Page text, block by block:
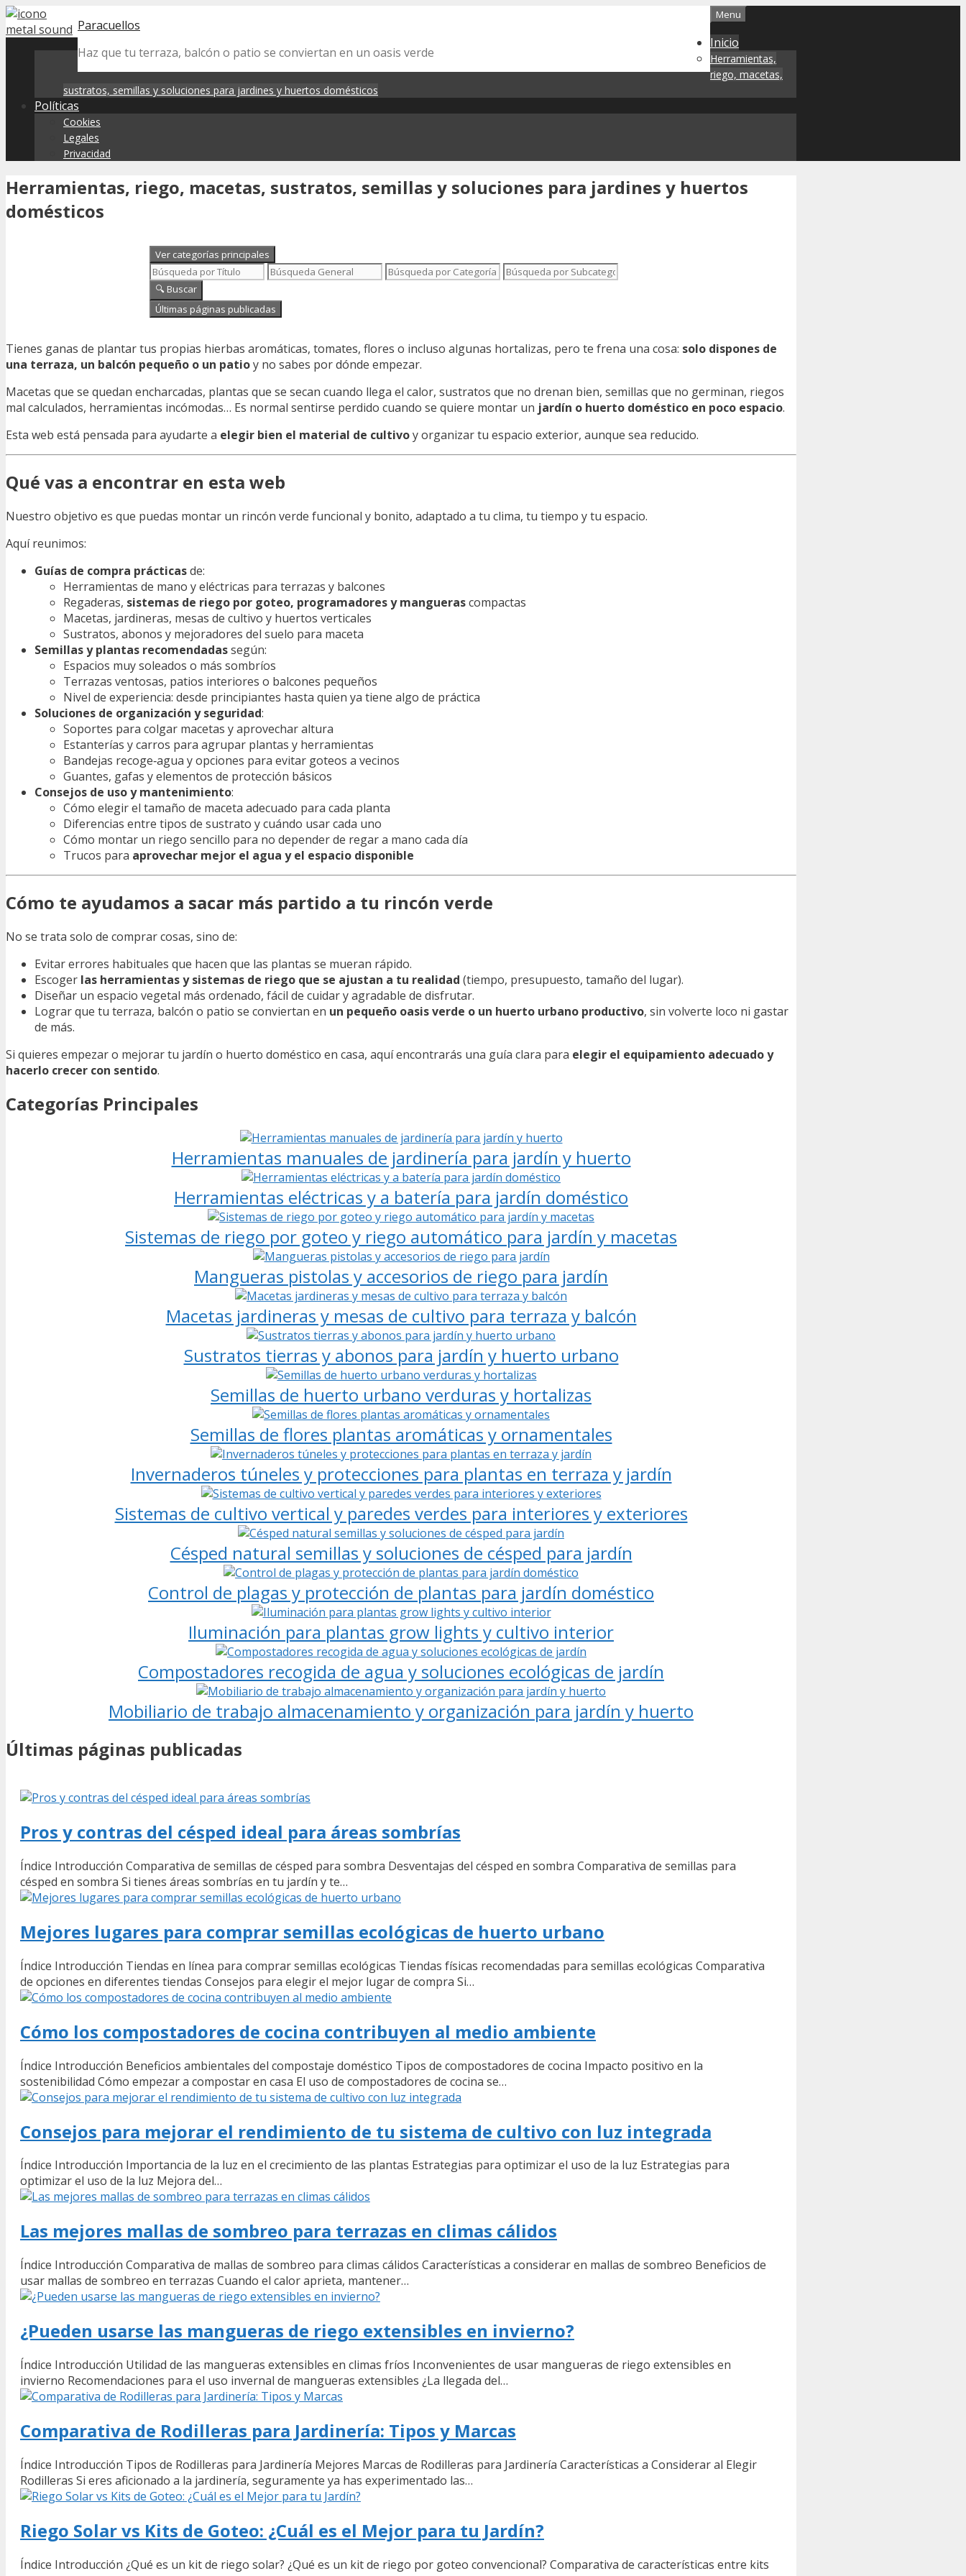
Skip
to
Paracuellos
Haz que tu terraza, balcón o patio se conviertan en un oasis verde
Menu
Inicio
Herramientas,
riego, macetas,
sustratos, semillas y soluciones para jardines y huertos domésticos
Políticas
Cookies
Legales
Privacidad
Herramientas, riego, macetas, sustratos, semillas y soluciones para jardines y huertos
domésticos
Ver categorías principales
🔍 Buscar
Últimas páginas publicadas
Tienes ganas de plantar tus propias hierbas aromáticas, tomates, flores o incluso algunas hortalizas, pero te frena una cosa: solo dispones de
una terraza, un balcón pequeño o un patioy no sabes por dónde empezar.
Macetas que se quedan encharcadas, plantas que se secan cuando llega el calor, sustratos que no drenan bien, semillas que no germinan, riegos
mal calculados, herramientas incómodas… Es normal sentirse perdido cuando se quiere montar un jardín o huerto doméstico en poco espacio.
Esta web está pensada para ayudarte a elegir bien el material de cultivoy organizar tu espacio exterior, aunque sea reducido.
Qué vas a encontrar en esta web
Nuestro objetivo es que puedas montar un rincón verde funcional y bonito, adaptado a tu clima, tu tiempo y tu espacio.
Aquí reunimos:
Guías de compra prácticasde:
Herramientas de mano y eléctricas para terrazas y balcones
Regaderas, sistemas de riego por goteo, programadores y manguerascompactas
Macetas, jardineras, mesas de cultivo y huertos verticales
Sustratos, abonos y mejoradores del suelo para maceta
Semillas y plantas recomendadassegún:
Espacios muy soleados o más sombríos
Terrazas ventosas, patios interiores o balcones pequeños
Nivel de experiencia: desde principiantes hasta quien ya tiene algo de práctica
Soluciones de organización y seguridad:
Soportes para colgar macetas y aprovechar altura
Estanterías y carros para agrupar plantas y herramientas
Bandejas recoge‑agua y opciones para evitar goteos a vecinos
Guantes, gafas y elementos de protección básicos
Consejos de uso y mantenimiento:
Cómo elegir el tamaño de maceta adecuado para cada planta
Diferencias entre tipos de sustrato y cuándo usar cada uno
Cómo montar un riego sencillo para no depender de regar a mano cada día
Trucos para aprovechar mejor el agua y el espacio disponible
Cómo te ayudamos a sacar más partido a tu rincón verde
No se trata solo de comprar cosas, sino de:
Evitar errores habituales que hacen que las plantas se mueran rápido.
Escoger las herramientas y sistemas de riego que se ajustan a tu realidad (tiempo, presupuesto, tamaño del lugar).
Diseñar un espacio vegetal más ordenado, fácil de cuidar y agradable de disfrutar.
Lograr que tu terraza, balcón o patio se conviertan en un pequeño oasis verde o un huerto urbano productivo, sin volverte loco ni gastar
de más.
Si quieres empezar o mejorar tu jardín o huerto doméstico en casa, aquí encontrarás una guía clara para elegir el equipamiento adecuado y
hacerlo crecer con sentido.
Categorías Principales
Herramientas manuales de jardinería para jardín y huerto
Herramientas eléctricas y a batería para jardín doméstico
Sistemas de riego por goteo y riego automático para jardín y macetas
Mangueras pistolas y accesorios de riego para jardín
Macetas jardineras y mesas de cultivo para terraza y balcón
Sustratos tierras y abonos para jardín y huerto urbano
Semillas de huerto urbano verduras y hortalizas
Semillas de flores plantas aromáticas y ornamentales
Invernaderos túneles y protecciones para plantas en terraza y jardín
Sistemas de cultivo vertical y paredes verdes para interiores y exteriores
Césped natural semillas y soluciones de césped para jardín
Control de plagas y protección de plantas para jardín doméstico
Iluminación para plantas grow lights y cultivo interior
Compostadores recogida de agua y soluciones ecológicas de jardín
Mobiliario de trabajo almacenamiento y organización para jardín y huerto
Últimas páginas publicadas
Pros y contras del césped ideal para áreas sombrías
Índice Introducción Comparativa de semillas de césped para sombra Desventajas del césped en sombra Comparativa de semillas para
césped en sombra Si tienes áreas sombrías en tu jardín y te…
Mejores lugares para comprar semillas ecológicas de huerto urbano
Índice Introducción Tiendas en línea para comprar semillas ecológicas Tiendas físicas recomendadas para semillas ecológicas Comparativa
de opciones en diferentes tiendas Consejos para elegir el mejor lugar de compra Si…
Cómo los compostadores de cocina contribuyen al medio ambiente
Índice Introducción Beneficios ambientales del compostaje doméstico Tipos de compostadores de cocina Impacto positivo en la
sostenibilidad Cómo empezar a compostar en casa El uso de compostadores de cocina se…
Consejos para mejorar el rendimiento de tu sistema de cultivo con luz integrada
Índice Introducción Importancia de la luz en el crecimiento de las plantas Estrategias para optimizar el uso de la luz Estrategias para
optimizar el uso de la luz Mejora del…
Las mejores mallas de sombreo para terrazas en climas cálidos
Índice Introducción Comparativa de mallas de sombreo para climas cálidos Características a considerar en mallas de sombreo Beneficios de
usar mallas de sombreo en terrazas Cuando el calor aprieta, mantener…
¿Pueden usarse las mangueras de riego extensibles en invierno?
Índice Introducción Utilidad de las mangueras extensibles en climas fríos Inconvenientes de usar mangueras de riego extensibles en
invierno Recomendaciones para el uso invernal de mangueras extensibles ¿La llegada del…
Comparativa de Rodilleras para Jardinería: Tipos y Marcas
Índice Introducción Tipos de Rodilleras para Jardinería Mejores Marcas de Rodilleras para Jardinería Características a Considerar al Elegir
Rodilleras Si eres aficionado a la jardinería, seguramente ya has experimentado las…
Riego Solar vs Kits de Goteo: ¿Cuál es el Mejor para tu Jardín?
Índice Introducción ¿Qué es un kit de riego solar? ¿Qué es un kit de riego por goteo convencional? Comparativa de características entre kits